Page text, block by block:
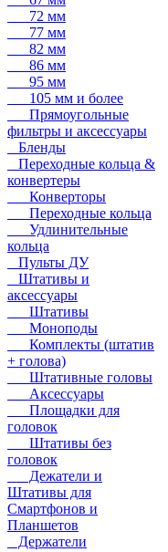
72 мм
77 мм
82 мм
86 мм
95 мм
105 мм и более
Прямоугольные
фильтры и аксессуары
Бленды
Переходные кольца &
конвертеры
Конверторы
Переходные кольца
Удлинительные
кольца
Пульты ДУ
Штативы и
аксессуары
Штативы
Моноподы
Комплекты (штатив
+ голова)
Штативные головы
Аксессуары
Площадки для
головок
Штативы без
головок
Дежатели и
Штативы для
Смартфонов и
Планшетов
Держатели